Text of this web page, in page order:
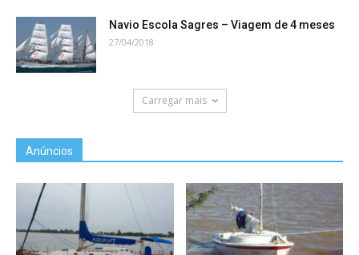
Navio Escola Sagres – Viagem de 4 meses
27/04/2018
Carregar mais
Anúncios